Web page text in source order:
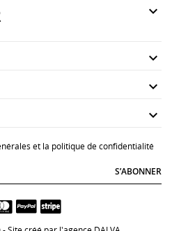




et la politique de confidentialité
S’ABONNER